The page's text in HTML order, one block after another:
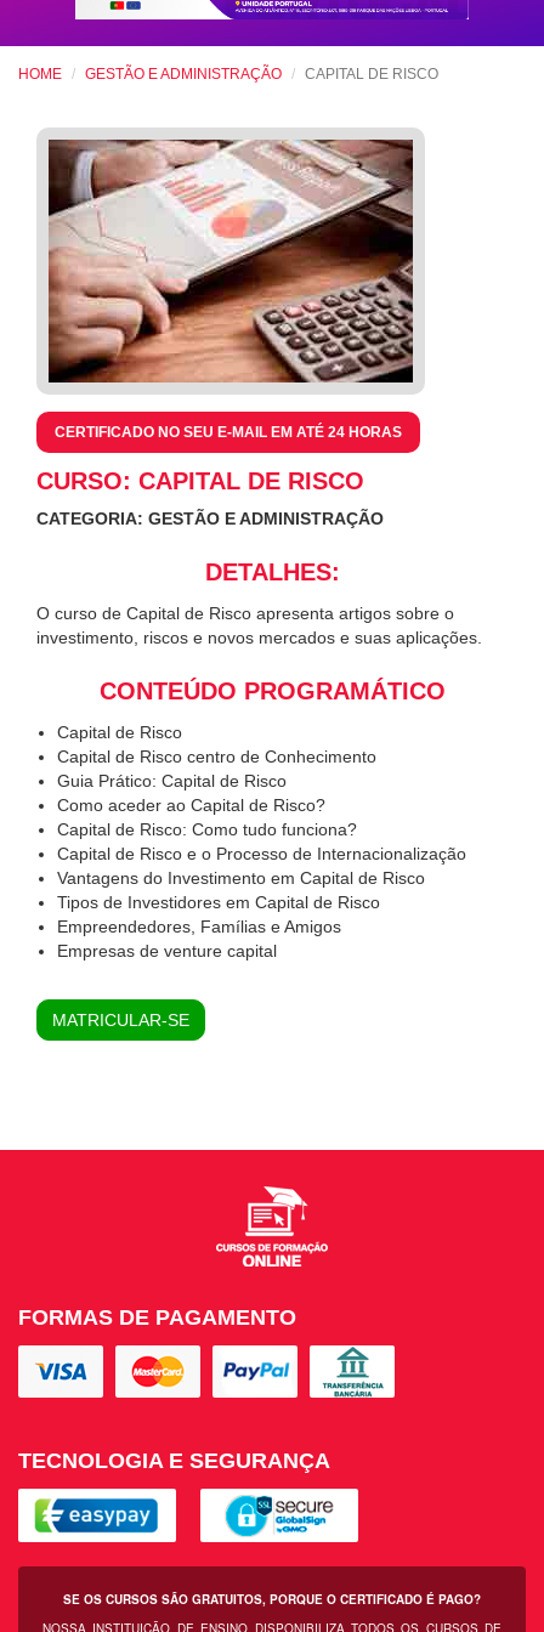
HOME GESTÃO E ADMINISTRAÇÃO CAPITAL DE RISCO
CERTIFICADO NO SEU E-MAIL EM ATÉ 24 HORAS
CURSO: CAPITAL DE RISCO
CATEGORIA: GESTÃO E ADMINISTRAÇÃO
DETALHES:
O curso de Capital de Risco apresenta artigos sobre o
investimento, riscos e novos mercados e suas aplicações.
CONTEÚDO PROGRAMÁTICO
Capital de Risco
Capital de Risco centro de Conhecimento
Guia Prático: Capital de Risco
Como aceder ao Capital de Risco?
Capital de Risco: Como tudo funciona?
Capital de Risco e o Processo de Internacionalização
Vantagens do Investimento em Capital de Risco
Tipos de Investidores em Capital de Risco
Empreendedores, Famílias e Amigos
Empresas de venture capital
MATRICULAR-SE
FORMAS DE PAGAMENTO
TECNOLOGIA E SEGURANÇA
SE OS CURSOS SÃO GRATUITOS, PORQUE O CERTIFICADO É PAGO?
NOSSA INSTITUIÇÃO DE ENSINO DISPONIBILIZA TODOS OS CURSOS DE